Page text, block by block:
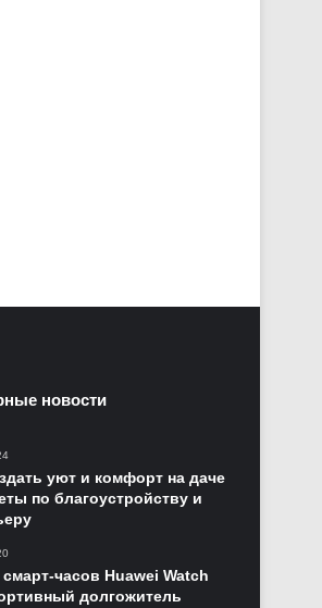
новости
уют и комфорт на даче
по благоустройству и
часов Huawei Watch
долгожитель